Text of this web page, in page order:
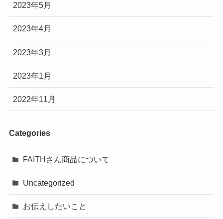
2023年5月
2023年4月
2023年3月
2023年1月
2022年11月
Categories
FAITHさん商品について
Uncategorized
お伝えしたいこと